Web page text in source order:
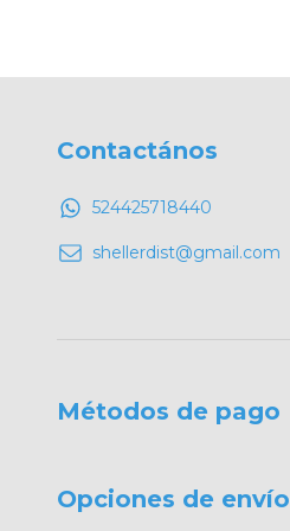
Contactános
524425718440
shellerdist@gmail.com
Métodos de pago
Opciones de envío